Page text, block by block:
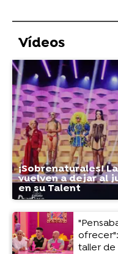
Vídeos
¡Sobrenaturales!
vuelven a dejar al
en su Talent
taller de